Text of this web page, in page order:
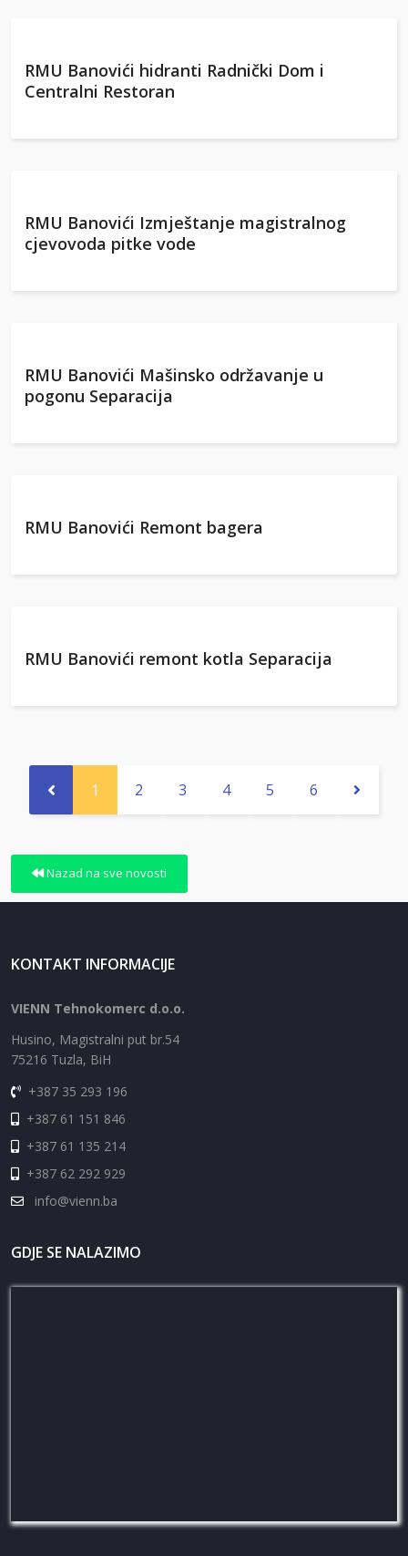
RMU Banovići hidranti Radnički Dom i
Centralni Restoran
RMU Banovići Izmještanje magistralnog
cjevovoda pitke vode
RMU Banovići Mašinsko održavanje u
pogonu Separacija
RMU Banovići Remont bagera
RMU Banovići remont kotla Separacija
1 2 3 4 5 6
Nazad na sve novosti
KONTAKT INFORMACIJE
VIENN Tehnokomerc d.o.o.
Husino, Magistralni put br.54
75216 Tuzla, BiH
+387 35 293 196
+387 61 151 846
+387 61 135 214
+387 62 292 929
info@vienn.ba
GDJE SE NALAZIMO